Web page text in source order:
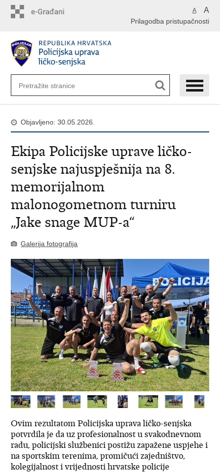
A A
Prilagodba pristupačnosti
Objavljeno: 30.05.2026.
Ekipa Policijske uprave ličko-
senjske najuspješnija na 8.
memorijalnom
malonogometnom turniru
„Jake snage MUP-a“
Galerija fotografija
Ovim rezultatom Policijska uprava ličko-senjska
potvrdila je da uz profesionalnost u svakodnevnom
radu, policijski službenici postižu zapažene uspjehe i
na sportskim terenima, promičući zajedništvo,
kolegijalnost i vrijednosti hrvatske policije